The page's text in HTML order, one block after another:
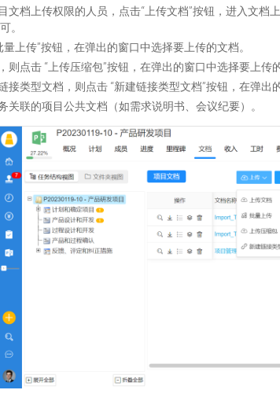
文档上传权限的人员，点击“上传文档”按钮，进入文
。
上传”按钮，在弹出的窗口中选择要上传的文档。
则点击 “上传压缩包”按钮，在弹出的窗口中选择要上传
类型文档，则点击 “新建链接类型文档”按钮，在弹出
联的项目公共文档（如需求说明书、会议纪要）。